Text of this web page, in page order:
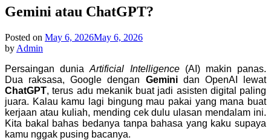
Gemini atau ChatGPT?
Posted on May 6, 2026May 6, 2026
by Admin
Persaingan duniaArtificial Intelligence(AI) makin panas.
Dua raksasa, Google dengan Geminidan OpenAI lewat
ChatGPT, terus adu mekanik buat jadi asisten digital paling
juara. Kalau kamu lagi bingung mau pakai yang mana buat
kerjaan atau kuliah, mending cek dulu ulasan mendalam ini.
Kita bakal bahas bedanya tanpa bahasa yang kaku supaya
kamu nggak pusing bacanya.